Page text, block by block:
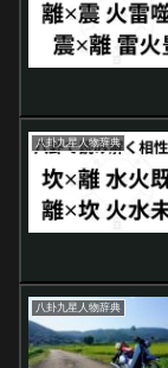
八卦九星人物辞典
八卦九星人物辞典